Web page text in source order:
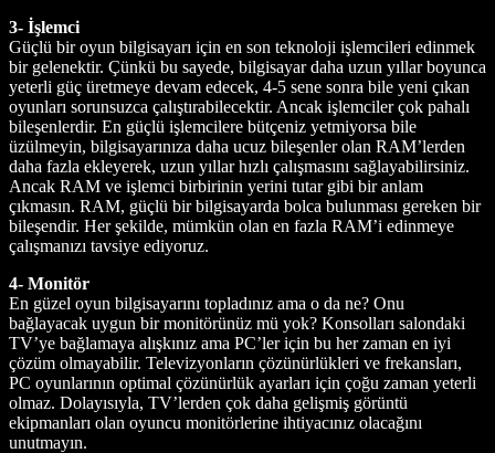
3- İşlemci
Güçlü bir oyun bilgisayarı için en son teknoloji işlemcileri edinmek
bir gelenektir. Çünkü bu sayede, bilgisayar daha uzun yıllar boyunca
yeterli güç üretmeye devam edecek, 4-5 sene sonra bile yeni çıkan
oyunları sorunsuzca çalıştırabilecektir. Ancak işlemciler çok pahalı
bileşenlerdir. En güçlü işlemcilere bütçeniz yetmiyorsa bile
üzülmeyin, bilgisayarınıza daha ucuz bileşenler olan RAM’lerden
daha fazla ekleyerek, uzun yıllar hızlı çalışmasını sağlayabilirsiniz.
Ancak RAM ve işlemci birbirinin yerini tutar gibi bir anlam
çıkmasın. RAM, güçlü bir bilgisayarda bolca bulunması gereken bir
bileşendir. Her şekilde, mümkün olan en fazla RAM’i edinmeye
çalışmanızı tavsiye ediyoruz.
4- Monitör
En güzel oyun bilgisayarını topladınız ama o da ne? Onu
bağlayacak uygun bir monitörünüz mü yok? Konsolları salondaki
TV’ye bağlamaya alışkınız ama PC’ler için bu her zaman en iyi
çözüm olmayabilir. Televizyonların çözünürlükleri ve frekansları,
PC oyunlarının optimal çözünürlük ayarları için çoğu zaman yeterli
olmaz. Dolayısıyla, TV’lerden çok daha gelişmiş görüntü
ekipmanları olan oyuncu monitörlerine ihtiyacınız olacağını
unutmayın.